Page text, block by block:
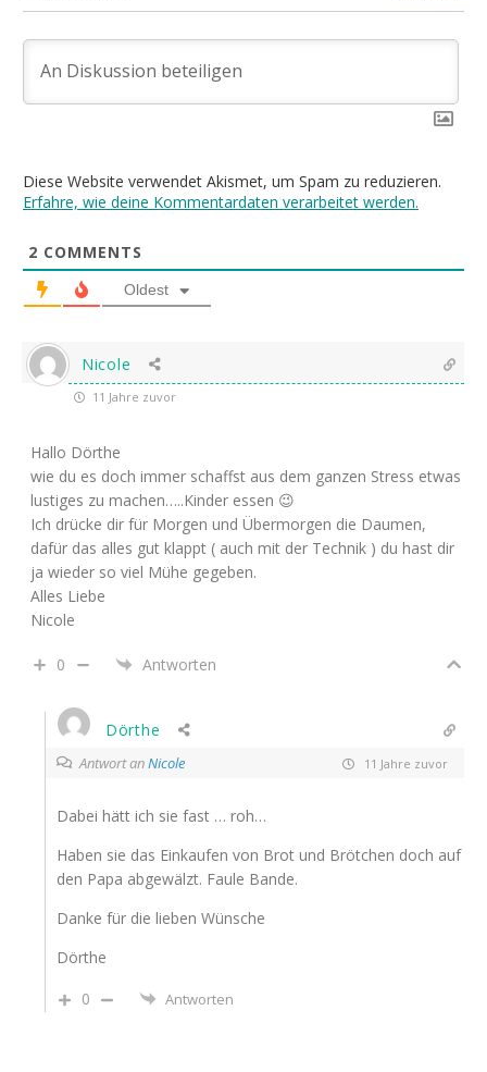
Diese Website verwendet Akismet, um Spam zu reduzieren.
Erfahre, wie deine Kommentardaten verarbeitet werden.
2 COMMENTS
Oldest
Nicole
11 Jahre zuvor
Hallo Dörthe
wie du es doch immer schaffst aus dem ganzen Stress etwas
lustiges zu machen…..Kinder essen 😉
Ich drücke dir für Morgen und Übermorgen die Daumen,
dafür das alles gut klappt ( auch mit der Technik ) du hast dir
ja wieder so viel Mühe gegeben.
Alles Liebe
Nicole
0 Antworten
Dörthe
Antwort anNicole 11 Jahre zuvor
Dabei hätt ich sie fast … roh…
Haben sie das Einkaufen von Brot und Brötchen doch auf
den Papa abgewälzt. Faule Bande.
Danke für die lieben Wünsche
Dörthe
0
Antworten